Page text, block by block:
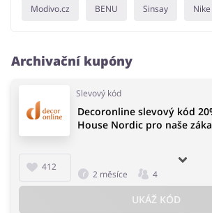
Modivo.cz BENU Sinsay Nike
Archivační kupóny
Slevový kód
412
Decoronline slevový kód
House Nordic pro naše
2 měsíce 4
UKÁŽ KÓD